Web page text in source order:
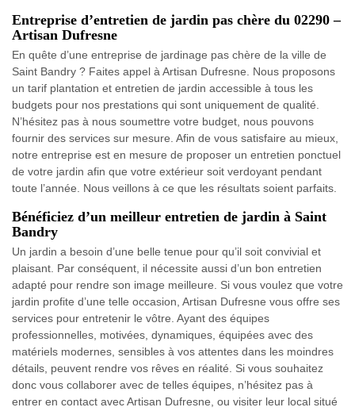
Entreprise d’entretien de jardin pas chère du 02290 –
Artisan Dufresne
En quête d’une entreprise de jardinage pas chère de la ville de
Saint Bandry ? Faites appel à Artisan Dufresne. Nous proposons
un tarif plantation et entretien de jardin accessible à tous les
budgets pour nos prestations qui sont uniquement de qualité.
N’hésitez pas à nous soumettre votre budget, nous pouvons
fournir des services sur mesure. Afin de vous satisfaire au mieux,
notre entreprise est en mesure de proposer un entretien ponctuel
de votre jardin afin que votre extérieur soit verdoyant pendant
toute l’année. Nous veillons à ce que les résultats soient parfaits.
Bénéficiez d’un meilleur entretien de jardin à Saint
Bandry
Un jardin a besoin d’une belle tenue pour qu’il soit convivial et
plaisant. Par conséquent, il nécessite aussi d’un bon entretien
adapté pour rendre son image meilleure. Si vous voulez que votre
jardin profite d’une telle occasion, Artisan Dufresne vous offre ses
services pour entretenir le vôtre. Ayant des équipes
professionnelles, motivées, dynamiques, équipées avec des
matériels modernes, sensibles à vos attentes dans les moindres
détails, peuvent rendre vos rêves en réalité. Si vous souhaitez
donc vous collaborer avec de telles équipes, n’hésitez pas à
entrer en contact avec Artisan Dufresne, ou visiter leur local situé